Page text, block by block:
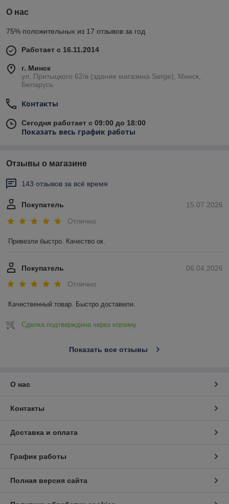
О нас
75% положительных из 17 отзывов за год
Работает с 16.11.2014
г. Минск
ул. Притыцкого 62/в (здание магазина Serge), Минск,
Беларусь
Контакты
Сегодня работает с 09:00 до 18:00
Показать весь график работы
Отзывы о магазине
143 отзывов за всё время
15.07.2026
Покупатель
Отлично
Привезли быстро. Качество ок.
06.04.2026
Покупатель
Отлично
Качественный товар. Быстро доставили.
Сделка подтверждена через корзину
Показать все отзывы
О нас
Контакты
Доставка и оплата
График работы
Полная версия сайта